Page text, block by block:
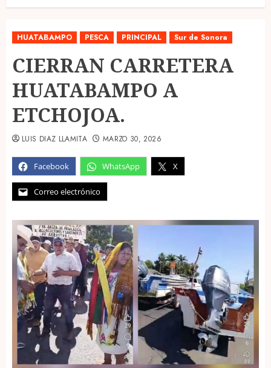
HUATABAMPO PESCA PRINCIPAL Sur de Sonora
CIERRAN CARRETERA
HUATABAMPO A
ETCHOJOA.
Facebook WhatsApp X
Correo electrónico
LUIS DIAZ LLAMITA MARZO 30, 2026